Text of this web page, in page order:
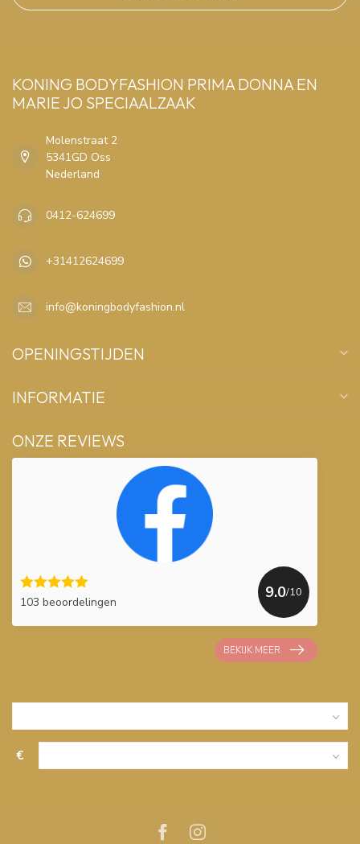
KONING BODYFASHION PRIMA DONNA EN
MARIE JO SPECIAALZAAK
Molenstraat 2
5341GD Oss
Nederland
0412-624699
+31412624699
info@koningbodyfashion.nl
OPENINGSTIJDEN
INFORMATIE
ONZE REVIEWS
103 beoordelingen
9.0/10
BEKIJK MEER
€